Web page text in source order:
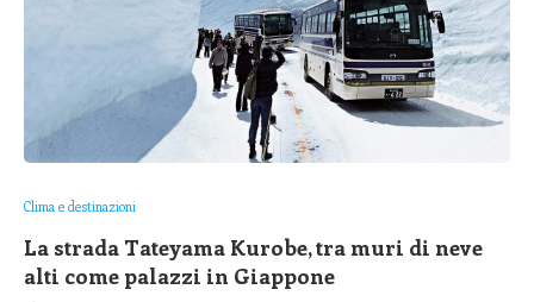
Clima e destinazioni
La strada Tateyama Kurobe, tra muri di neve
alti come palazzi in Giappone